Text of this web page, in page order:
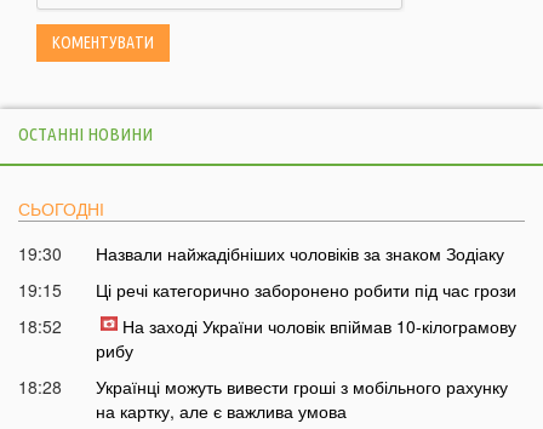
ОСТАННІ НОВИНИ
СЬОГОДНІ
19:30
Назвали найжадібніших чоловіків за знаком Зодіаку
19:15
Ці речі категорично заборонено робити під час грози
18:52
На заході України чоловік впіймав 10-кілограмову
рибу
18:28
Українці можуть вивести гроші з мобільного рахунку
на картку, але є важлива умова